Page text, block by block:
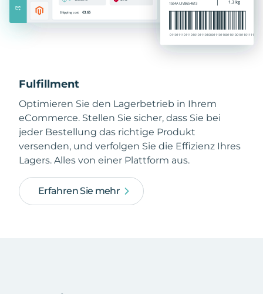
Fulfillment
Optimieren Sie den Lagerbetrieb in Ihrem
eCommerce. Stellen Sie sicher, dass Sie bei
jeder Bestellung das richtige Produkt
versenden, und verfolgen Sie die Effizienz Ihres
Lagers. Alles von einer Plattform aus.
Erfahren Sie mehr